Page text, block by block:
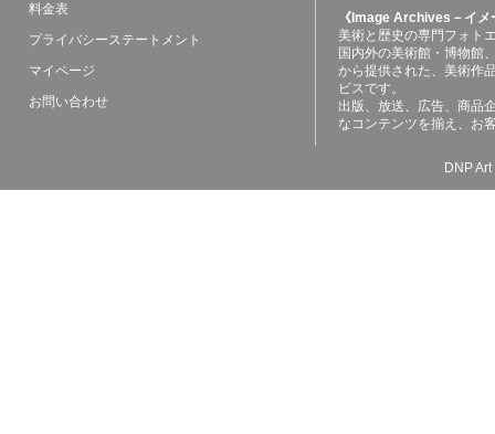
料金表
プライバシーステートメント
マイページ
お問い合わせ
《Image Archives－イ
美術と歴史の専門フォト
国内外の美術館・博物館
から提供された、美術作
ビスです。
出版、放送、広告、商品
なコンテンツを揃え、お
DNP